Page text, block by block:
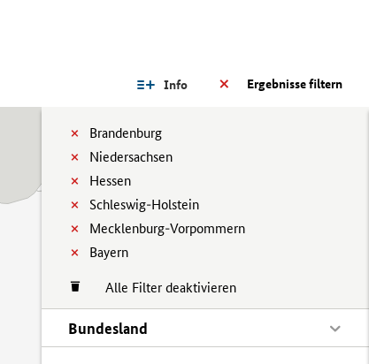
Ergebnisse filtern
Info
Brandenburg
Niedersachsen
Hessen
Schleswig-Holstein
Mecklenburg-Vorpommern
Bayern
Alle Filter deaktivieren
Bundesland